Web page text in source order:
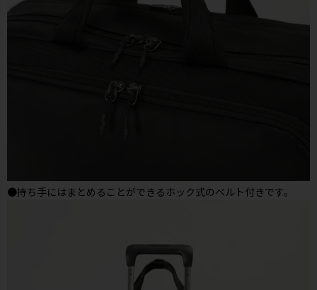
●持ち手にはまとめることができるホック式のベルト付きです。